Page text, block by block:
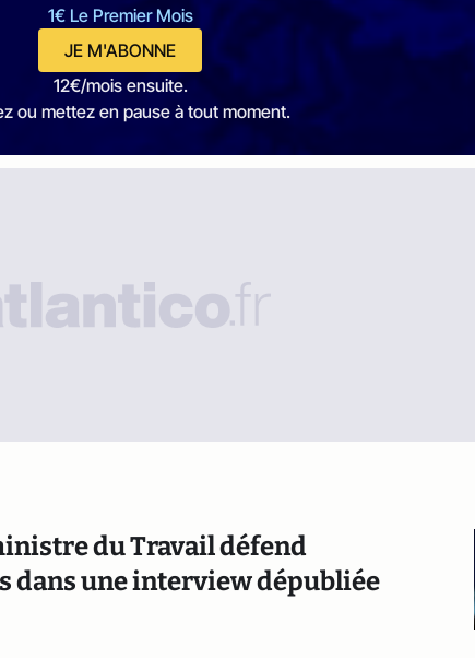
1€ Le Premier Mois
JE M'ABONNE
12€/mois ensuite.
ou mettez en pause à tout moment.
du Travail défend
dans une interview dépubliée